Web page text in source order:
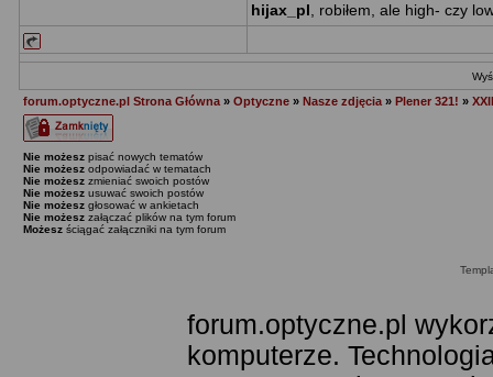
hijax_pl , robiłem, ale high- czy
forum.optyczne.pl Strona Główna » Optyczne » Nasze zdjęcia » Plener 321! »
Nie możesz pisać nowych tematów
Nie możesz odpowiadać w tematach
Nie możesz zmieniać swoich postów
Nie możesz usuwać swoich postów
Nie możesz głosować w ankietach
Nie możesz załączać plików na tym forum
Możesz ściągać załączniki na tym forum
forum.optyczne.pl
komputerze.